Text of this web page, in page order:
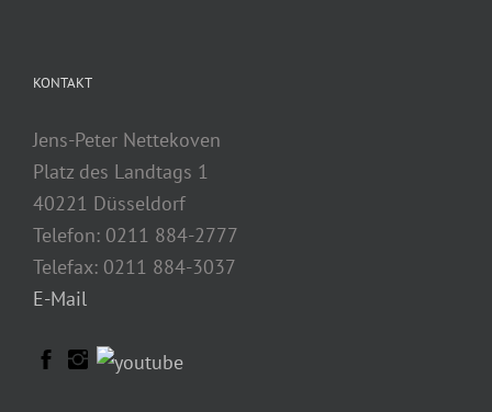
KONTAKT
Jens-Peter Nettekoven
Platz des Landtags 1
40221 Düsseldorf
Telefon: 0211 884-2777
Telefax: 0211 884-3037
E-Mail